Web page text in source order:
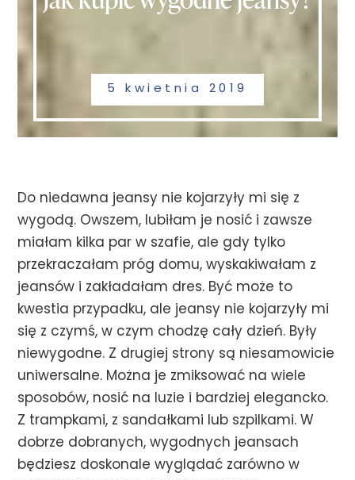
5 kwietnia 2019
Do niedawna jeansy nie kojarzyły mi się z
wygodą. Owszem, lubiłam je nosić i zawsze
miałam kilka par w szafie, ale gdy tylko
przekraczałam próg domu, wyskakiwałam z
jeansów i zakładałam dres. Być może to
kwestia przypadku, ale jeansy nie kojarzyły mi
się z czymś, w czym chodzę cały dzień. Były
niewygodne. Z drugiej strony są niesamowicie
uniwersalne. Można je zmiksować na wiele
sposobów, nosić na luzie i bardziej elegancko.
Z trampkami, z sandałkami lub szpilkami. W
dobrze dobranych, wygodnych jeansach
będziesz doskonale wyglądać zarówno w